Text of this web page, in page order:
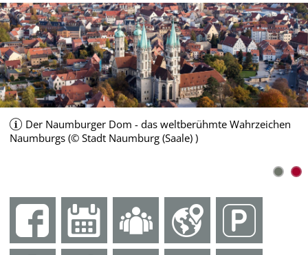
Der Naumburger Dom - das weltberühmte Wahrzeichen
Naumburgs (© Stadt Naumburg (Saale) )